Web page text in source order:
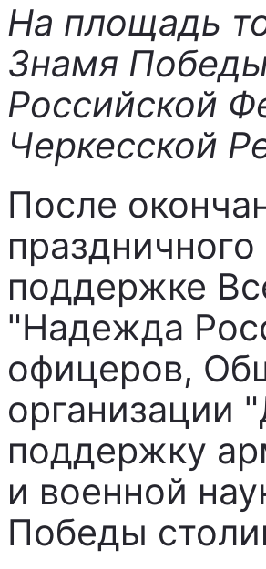
На площадь
Знамя
Российской
Черкесской
После
поддержке
"Надежда
офицеров,
организации
поддержку
и военной
Победы